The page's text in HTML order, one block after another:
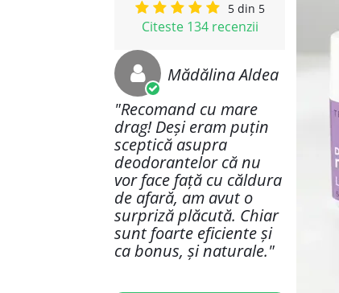
5 din 5
Citeste 134 recenzii
Mădălina Aldea
"Recomand cu mare
drag! Deși eram puțin
sceptică asupra
deodorantelor că nu
vor face față cu căldura
de afară, am avut o
surpriză plăcută. Chiar
sunt foarte eficiente și
ca bonus, și naturale."